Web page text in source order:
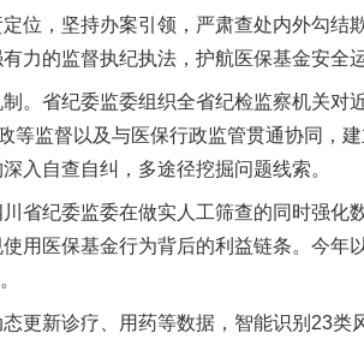
，坚持办案引领，严肃查处内外勾结
力的监督执纪执法，护航医保基金安全运
省纪委监委组织全省纪检监察机关对
监督以及与医保行政监管贯通协同，建
入自查自纠，多途径挖掘问题线索。
纪委监委在做实人工筛查的同时强化
用医保基金行为背后的利益链条。今年
新诊疗、用药等数据，智能识别23类
天”
“神药”